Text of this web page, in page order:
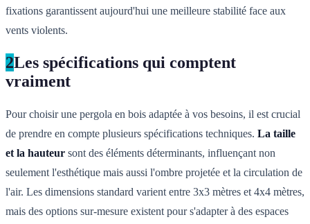
fixations garantissent aujourd'hui une meilleure stabilité face aux
vents violents.
2Les spécifications qui comptent
vraiment
Pour choisir une pergola en bois adaptée à vos besoins, il est crucial
de prendre en compte plusieurs spécifications techniques. La taille
et la hauteur sont des éléments déterminants, influençant non
seulement l'esthétique mais aussi l'ombre projetée et la circulation de
l'air. Les dimensions standard varient entre 3x3 mètres et 4x4 mètres,
mais des options sur-mesure existent pour s'adapter à des espaces